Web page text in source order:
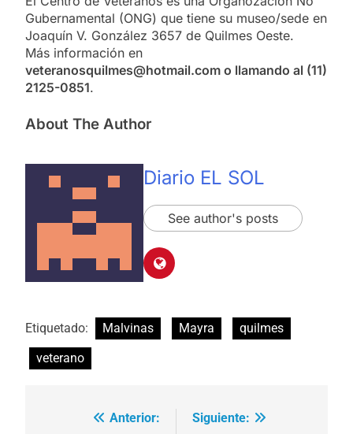
Gubernamental (ONG) que tiene su museo/sede en
Joaquín V. González 3657 de Quilmes Oeste.
Más información en
veteranosquilmes@hotmail.com o llamando al (11)
2125-0851.
About The Author
Diario EL SOL
See author's posts
Etiquetado: Malvinas Mayra
quilmes
veterano
Navegación
Anterior:
Siguiente: